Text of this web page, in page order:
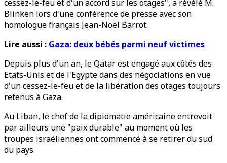
cessez-le-feu et d'un accord sur les otages", a révélé M.
Blinken lors d'une conférence de presse avec son
homologue français Jean-Noël Barrot.
Lire aussi : Gaza: deux bébés parmi neuf victimes
Depuis plus d'un an, le Qatar est engagé aux côtés des
Etats-Unis et de l'Egypte dans des négociations en vue
d'un cessez-le-feu et de la libération des otages toujours
retenus à Gaza.
Au Liban, le chef de la diplomatie américaine entrevoit
par ailleurs une "paix durable" au moment où les
troupes israéliennes ont commencé à se retirer du sud
du pays.